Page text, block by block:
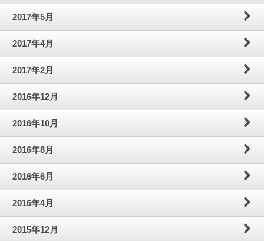
2017年5月
2017年4月
2017年2月
2016年12月
2016年10月
2016年8月
2016年6月
2016年4月
2015年12月